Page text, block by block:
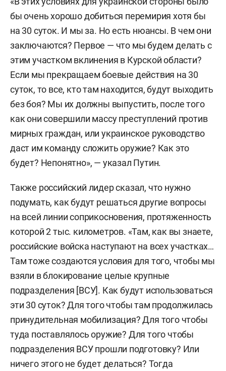
бы очень хорошо добиться перемирия хотя бы
на 30 суток. И мы за. Но есть нюансы. В чем они
заключаются? Первое — что мы будем делать с
этим участком вклинения в Курской области?
Если мы прекращаем боевые действия на 30
суток, то все, кто там находится, будут выходить
без боя? Мы их должны выпустить, после того
как они совершили массу преступлений против
мирных граждан, или украинское руководство
даст им команду сложить оружие? Как это
будет? Непонятно», — указал Путин.
Также российский лидер сказал, что нужно
подумать, как будут решаться другие вопросы
на всей линии соприкосновения, протяженность
которой 2 тыс. километров. «Там, как вы знаете,
российские войска наступают на всех участках…
Там тоже создаются условия для того, чтобы мы
взяли в блокирование целые крупные
подразделения [ВСУ]. Как будут использоваться
эти 30 суток? Для того чтобы там продолжилась
принудительная мобилизация? Для того чтобы
туда поставлялось оружие? Для того чтобы
подразделения ВСУ прошли подготовку? Или
ничего этого не будет делаться? Тогда